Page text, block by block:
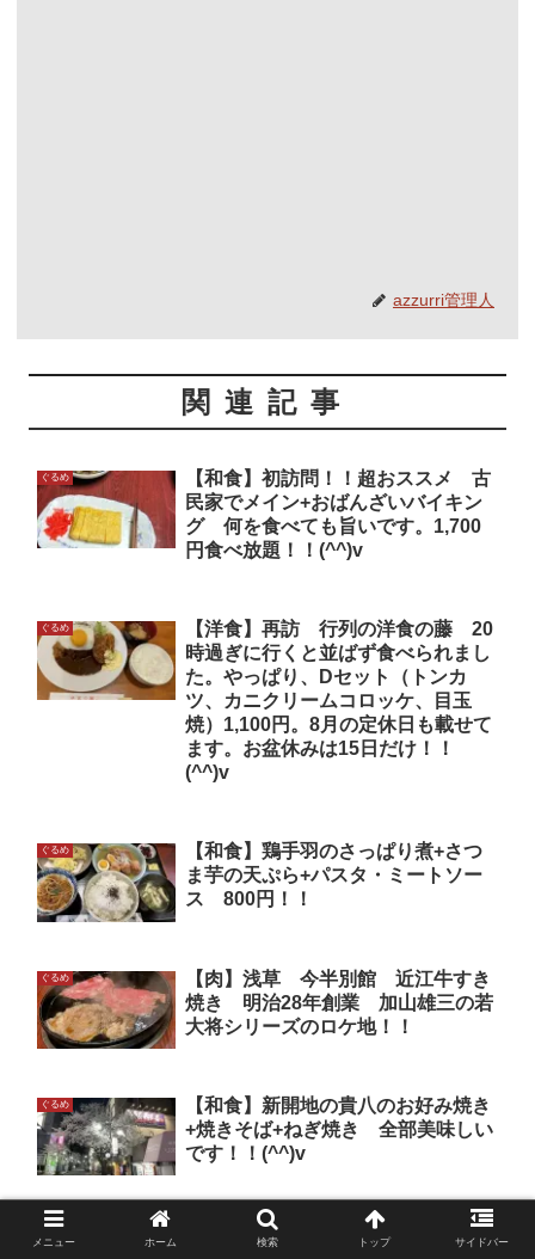
azzurri管理人
関連記事
ぐるめ
【和食】初訪問！！超おススメ 古
民家でメイン+おばんざいバイキン
グ 何を食べても旨いです。1,700
円食べ放題！！(^^)v
ぐるめ
【洋食】再訪 行列の洋食の藤 20
時過ぎに行くと並ばず食べられまし
た。やっぱり、Dセット（トンカ
ツ、カニクリームコロッケ、目玉
焼）1,100円。8月の定休日も載せて
ます。お盆休みは15日だけ！！
(^^)v
ぐるめ
【和食】鶏手羽のさっぱり煮+さつ
ま芋の天ぷら+パスタ・ミートソー
ス 800円！！
ぐるめ
【肉】浅草 今半別館 近江牛すき
焼き 明治28年創業 加山雄三の若
大将シリーズのロケ地！！
ぐるめ
【和食】新開地の貴八のお好み焼き
+焼きそば+ねぎ焼き 全部美味しい
です！！(^^)v
【麺】ワンコイン550円+カツ丼定食
メニュー ホーム 検索 トップ サイドバー